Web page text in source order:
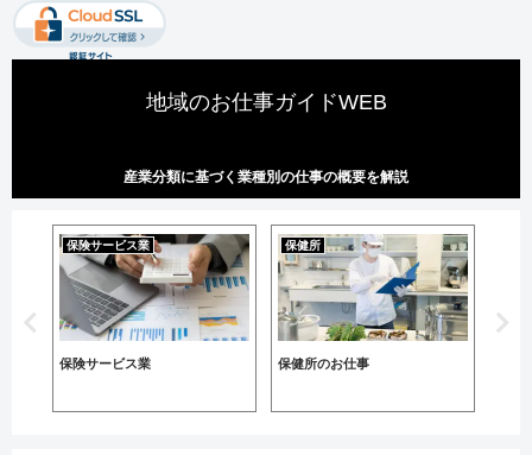
地域のお仕事ガイドWEB
産業分類に基づく業種別の仕事の概要を解説
保険サービス業
保険サービス業
保健所
保健所のお仕事